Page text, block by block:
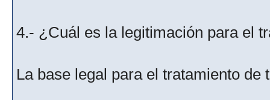
4.- ¿Cuál es la legitimación para el
La base legal para el tratamiento